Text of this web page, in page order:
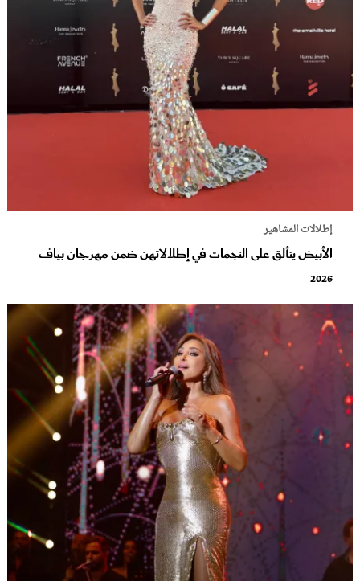
إطلالات المشاهير
الأبيض يتألق على النجمات في إطلالاتهن ضمن مهرجان بياف
2026